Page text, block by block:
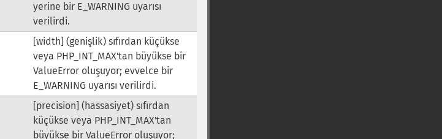
yerine bir E_WARNING uyarısı
verilirdi.
[width] (genişlik) sıfırdan küçükse
veya PHP_INT_MAX'tan büyükse bir
ValueError oluşuyor; evvelce bir
E_WARNING uyarısı verilirdi.
[precision] (hassasiyet) sıfırdan
küçükse veya PHP_INT_MAX'tan
büyükse bir ValueError oluşuyor;